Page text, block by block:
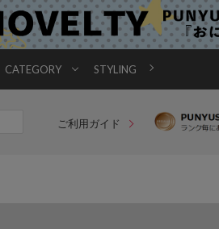
CATEGORY STYLING
ご利用ガイド